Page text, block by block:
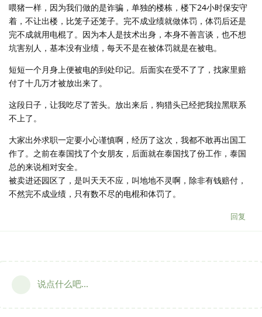
喂猪一样，因为我们做的是诈骗，单独的楼栋，楼下24小时保安守
着，不让出楼，比笼子还笼子。完不成业绩就做体罚，体罚后还是
完不成就用电棍了。因为本人是技术出身，本身不善言谈，也不想
坑害别人，基本没有业绩，每天不是在被体罚就是在被电。
短短一个月身上便被电的到处印记。后面实在受不了了，找家里赔
付了十几万才被放出来了。
这段日子，让我吃尽了苦头。放出来后，狗猎头已经把我拉黑联系
不上了。
大家出外求职一定要小心谨慎啊，经历了这次，我都不敢再出国工
作了。之前在泰国找了个女朋友，后面就在泰国找了份工作，泰国
总的来说相对安全。
被卖进还园区了，是叫天天不应，叫地地不灵啊，除非有钱赔付，
不然完不成业绩，只有数不尽的电棍和体罚了。
回复
说点什么吧...